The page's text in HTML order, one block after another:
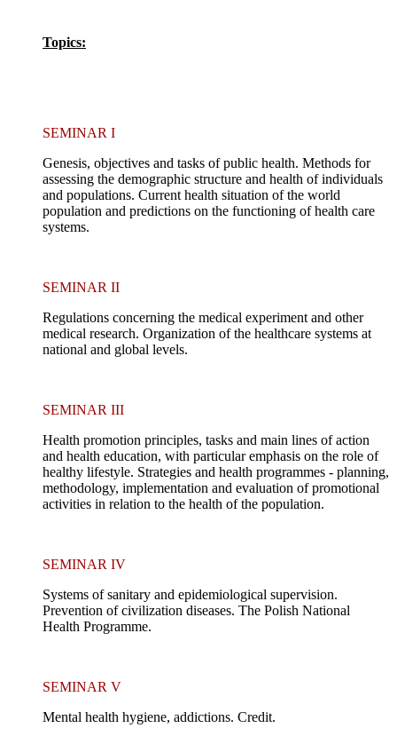
Topics:
SEMINAR I
Genesis, objectives and tasks of public health. Methods for
assessing the demographic structure and health of individuals
and populations. Current health situation of the world
population and predictions on the functioning of health care
systems.
SEMINAR II
Regulations concerning the medical experiment and other
medical research. Organization of the healthcare systems at
national and global levels.
SEMINAR III
Health promotion principles, tasks and main lines of action
and health education, with particular emphasis on the role of
healthy lifestyle. Strategies and health programmes - planning,
methodology, implementation and evaluation of promotional
activities in relation to the health of the population.
SEMINAR IV
Systems of sanitary and epidemiological supervision.
Prevention of civilization diseases. The Polish National
Health Programme.
SEMINAR V
Mental health hygiene, addictions. Credit.